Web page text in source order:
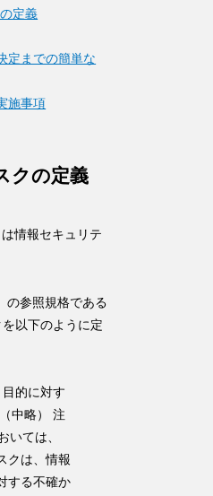
定義
定までの簡単な
施事項
クの定義
情報セキュリテ
の参照規格である
を以下のように定
的に対す
中略） 注
いては、
クは、情報
する不確か